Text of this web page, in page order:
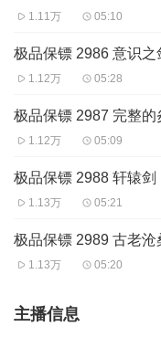
1.11万 05:10
1.12万 05:28
1.12万 05:09
1.13万 05:21
1.13万 05:20
主播信息